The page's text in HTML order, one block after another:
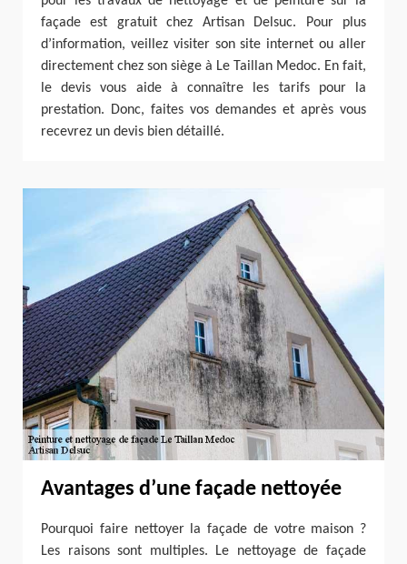
façade est gratuit chez Artisan Delsuc. Pour plus
d’information, veillez visiter son site internet ou aller
directement chez son siège à Le Taillan Medoc. En fait,
le devis vous aide à connaître les tarifs pour la
prestation. Donc, faites vos demandes et après vous
recevrez un devis bien détaillé.
Avantages d’une façade nettoyée
Pourquoi faire nettoyer la façade de votre maison ?
Les raisons sont multiples. Le nettoyage de façade